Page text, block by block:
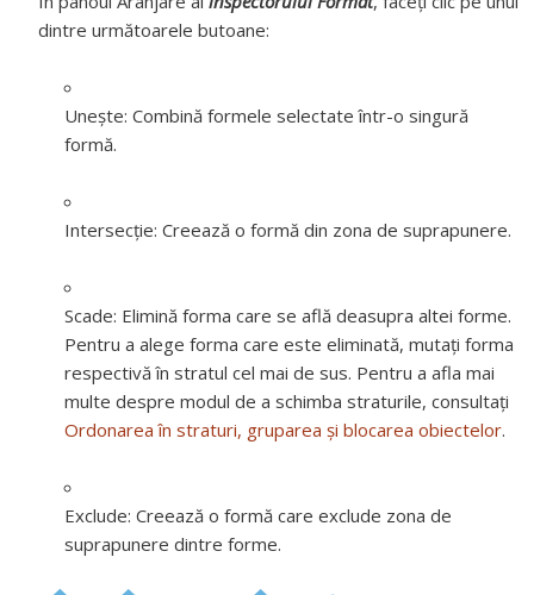
dintre următoarele butoane:
Unește: Combină formele selectate într-o singură
formă.
Intersecție: Creează o formă din zona de suprapunere.
Scade: Elimină forma care se află deasupra altei forme.
Pentru a alege forma care este eliminată, mutați forma
respectivă în stratul cel mai de sus. Pentru a afla mai
multe despre modul de a schimba straturile, consultați
Ordonarea în straturi, gruparea și blocarea obiectelor.
Exclude: Creează o formă care exclude zona de
suprapunere dintre forme.